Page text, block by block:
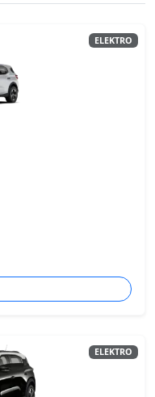
ELEKTRO
ELEKTRO